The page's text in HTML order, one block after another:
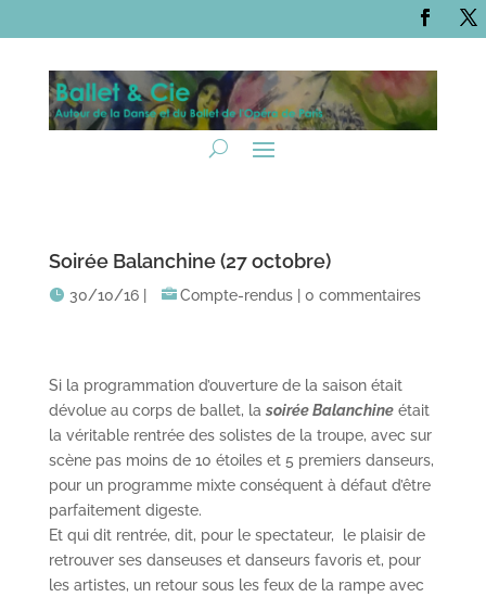
Soirée Balanchine (27 octobre)
30/10/16| Compte-rendus| 0 commentaires
Si la programmation d’ouverture de la saison était
dévolue au corps de ballet, la soirée Balanchineétait
la véritable rentrée des solistes de la troupe, avec sur
scène pas moins de 10 étoiles et 5 premiers danseurs,
pour un programme mixte conséquent à défaut d’être
parfaitement digeste.
Et qui dit rentrée, dit, pour le spectateur, le plaisir de
retrouver ses danseuses et danseurs favoris et, pour
les artistes, un retour sous les feux de la rampe avec